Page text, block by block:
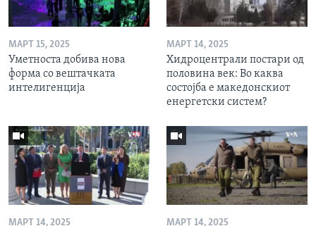
МАРТ 15, 2025
Уметноста добива нова
форма со вештачката
интелигенција
МАРТ 14, 2025
Хидроцентрали постари од
половина век: Во каква
состојба е македонскиот
енергетски систем?
МАРТ 14, 2025 МАРТ 14, 2025